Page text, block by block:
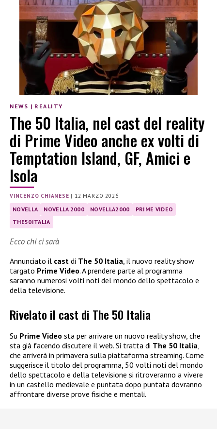
NEWS | REALITY
The 50 Italia, nel cast del reality
di Prime Video anche ex volti di
Temptation Island, GF, Amici e
Isola
VINCENZO CHIANESE | 12 MARZO 2026
NOVELLA NOVELLA 2000 NOVELLA2000
PRIME VIDEO
THE50ITALIA
Ecco chi ci sarà
Annunciato il cast di The 50 Italia , il nuovo reality show
targato Prime Video. A prendere parte al programma
saranno numerosi volti noti del mondo dello spettacolo e
della televisione.
Rivelato il cast di The 50 Italia
Su Prime Video sta per arrivare un nuovo reality show, che
sta già facendo discutere il web. Si tratta di The 50 Italia,
che arriverà in primavera sulla piattaforma streaming. Come
suggerisce il titolo del programma, 50 volti noti del mondo
dello spettacolo e della televisione si ritroveranno a vivere
in un castello medievale e puntata dopo puntata dovranno
affrontare diverse prove fisiche e mentali.